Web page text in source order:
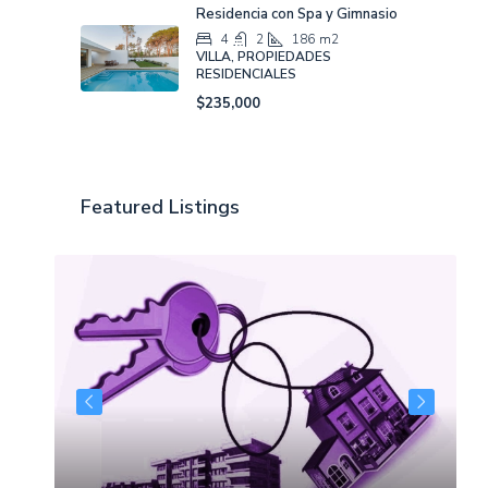
Residencia con Spa y Gimnasio
4 2 186 m2
VILLA, PROPIEDADES
RESIDENCIALES